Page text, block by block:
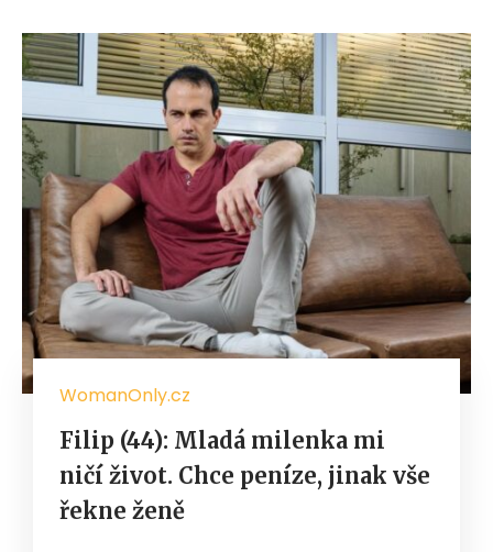
WomanOnly.cz
Filip (44): Mladá milenka mi
ničí život. Chce peníze, jinak vše
řekne ženě